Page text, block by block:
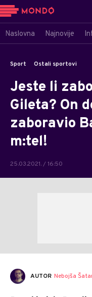
Naslovna Najnovije
Sport Ostali sportovi
Jeste li
Gileta? On
zaboravio
m:tel!
25.03.2021. / 16:50
AUTOR Nebojša